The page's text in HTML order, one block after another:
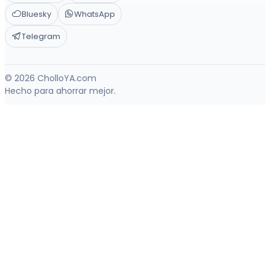
Bluesky
WhatsApp
Telegram
© 2026 CholloYA.com
Hecho para ahorrar mejor.